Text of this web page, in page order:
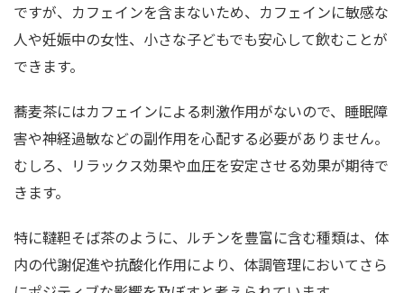
ですが、カフェインを含まないため、カフェインに敏感な
人や妊娠中の女性、小さな子どもでも安心して飲むことが
できます。
蕎麦茶にはカフェインによる刺激作用がないので、睡眠障
害や神経過敏などの副作用を心配する必要がありません。
むしろ、リラックス効果や血圧を安定させる効果が期待で
きます。
特に韃靼そば茶のように、ルチンを豊富に含む種類は、体
内の代謝促進や抗酸化作用により、体調管理においてさら